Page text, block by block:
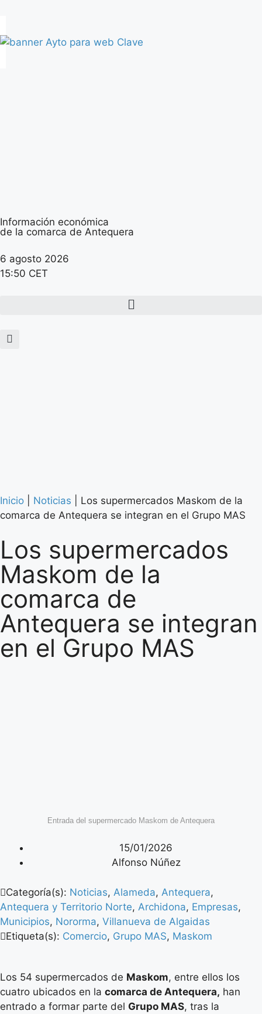
Información económica
de la comarca de Antequera
6 agosto 2026
15:50 CET
Inicio Noticias
Los supermercados Maskom de la
comarca de Antequera se integran en el Grupo MAS
Los supermercados
Maskom de la
comarca de
Antequera se integran
en el Grupo MAS
Entrada del supermercado Maskom de Antequera
15/01/2026
Alfonso Núñez
Categoría(s): Noticias, Alameda, Antequera,
Antequera y Territorio Norte, Archidona, Empresas,
Municipios, Nororma, Villanueva de Algaidas
Etiqueta(s): Comercio, Grupo MAS, Maskom
Los 54 supermercados de Maskom, entre ellos los
cuatro ubicados en la comarca de Antequera, han
entrado a formar parte del Grupo MAS, tras la